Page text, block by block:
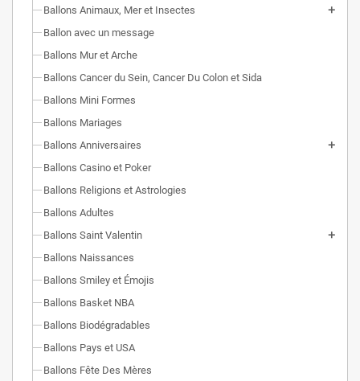
Ballons Animaux, Mer et Insectes
Ballon avec un message
Ballons Mur et Arche
Ballons Cancer du Sein, Cancer Du Colon et Sida
Ballons Mini Formes
Ballons Mariages
Ballons Anniversaires
Ballons Casino et Poker
Ballons Religions et Astrologies
Ballons Adultes
Ballons Saint Valentin
Ballons Naissances
Ballons Smiley et Émojis
Ballons Basket NBA
Ballons Biodégradables
Ballons Pays et USA
Ballons Fête Des Mères